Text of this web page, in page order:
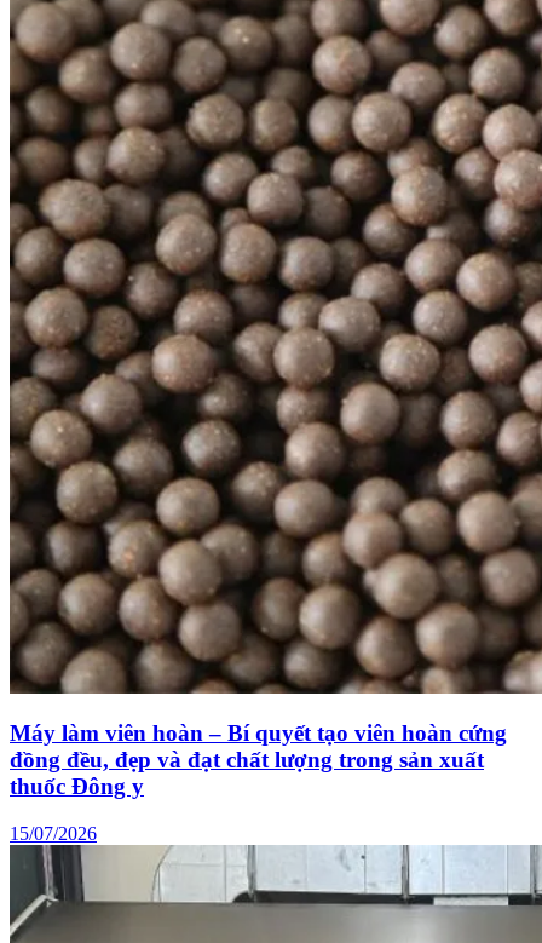
Máy làm viên hoàn – Bí quyết tạo viên hoàn cứng
đồng đều, đẹp và đạt chất lượng trong sản xuất
thuốc Đông y
15/07/2026